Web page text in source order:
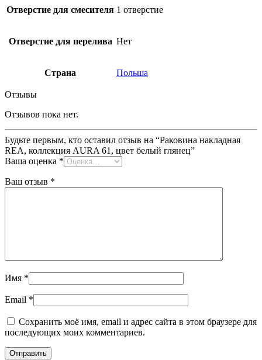
Отверстие для смесителя 1 отверстие
Отверстие для перелива Нет
Страна Польша
Отзывы
Отзывов пока нет.
Будьте первым, кто оставил отзыв на “Раковина накладная
REA, коллекция AURA 61, цвет белый глянец”
Ваша оценка *
Ваш отзыв *
Имя *
Email *
Сохранить моё имя, email и адрес сайта в этом браузере для
последующих моих комментариев.